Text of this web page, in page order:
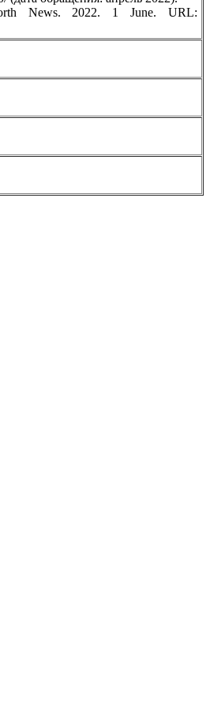
News. 2022. 1 June. URL: